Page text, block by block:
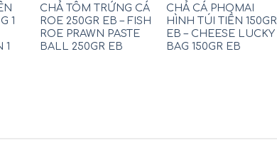
1
1
CHẢ TÔM TRỨNG CÁ
ROE 250GR EB – FISH
ROE PRAWN PASTE
BALL 250GR EB
CHẢ CÁ PHOMAI
HÌNH TÚI TIỀN 150GR
EB – CHEESE LUCKY
BAG 150GR EB